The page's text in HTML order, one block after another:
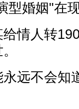
型婚姻"在
情人转
远不会知